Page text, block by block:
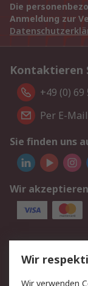
Die
Anmeldung zur
Kontaktieren
+49 (0) 69
Per E-
Sie finden uns
Wir
Service
Value Added
Wir
Wir verwenden